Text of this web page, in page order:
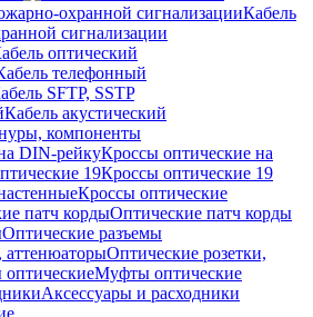
Кабель
сигнализации
оптический
телефонный
SFTP, SSTP
Кабель акустический
компоненты
Кроссы оптические на
Кроссы оптические 19
Кроссы оптические
Оптические патч корды
Оптические разъемы
Оптические розетки,
Муфты оптические
Аксессуары и расходники